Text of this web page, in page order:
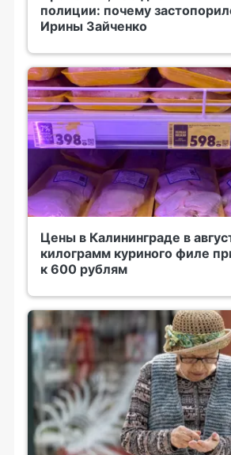
полиции: почему
Ирины Зайченко
Цены в Калининграде в
килограмм куриного филе
к 600 рублям